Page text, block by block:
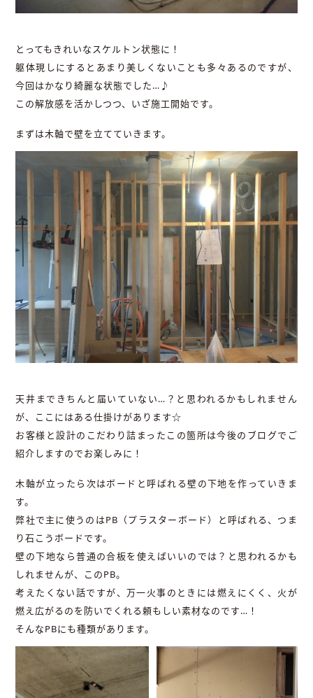
とってもきれいなスケルトン状態に！
躯体現しにするとあまり美しくないことも多々あるのですが、
今回はかなり綺麗な状態でした…♪
この解放感を活かしつつ、いざ施工開始です。
まずは木軸で壁を立てていきます。
天井まできちんと届いていない…？と思われるかもしれません
が、ここにはある仕掛けがあります☆
お客様と設計のこだわり詰まったこの箇所は今後のブログでご
紹介しますのでお楽しみに！
木軸が立ったら次はボードと呼ばれる壁の下地を作っていきま
す。
弊社で主に使うのはPB（プラスターボード）と呼ばれる、つま
り石こうボードです。
壁の下地なら普通の合板を使えばいいのでは？と思われるかも
しれませんが、このPB。
考えたくない話ですが、万一火事のときには燃えにくく、火が
燃え広がるのを防いでくれる頼もしい素材なのです…！
そんなPBにも種類があります。